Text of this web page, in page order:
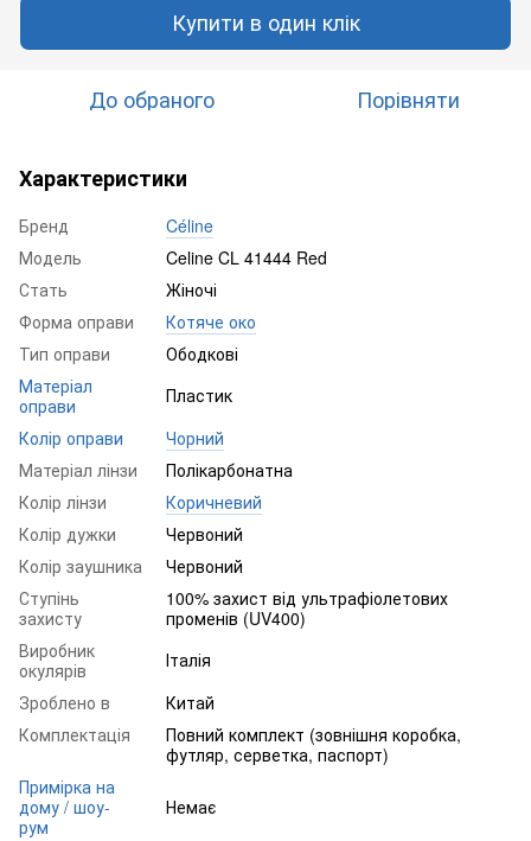
Купити в один клік
До обраного Порівняти
Характеристики
Бренд
Céline
Модель
Celine CL 41444 Red
Стать
Жіночі
Форма оправи
Котяче око
Тип оправи
Ободкові
Матеріал
оправи
Пластик
Колір оправи
Чорний
Матеріал лінзи
Полікарбонатна
Колір лінзи
Коричневий
Колір дужки
Червоний
Колір заушника
Червоний
Ступінь
захисту
100% захист від ультрафіолетових
променів (UV400)
Виробник
окулярів
Італія
Зроблено в
Китай
Комплектація
Повний комплект (зовнішня коробка,
футляр, серветка, паспорт)
Примірка на
дому / шоу-
рум
Немає